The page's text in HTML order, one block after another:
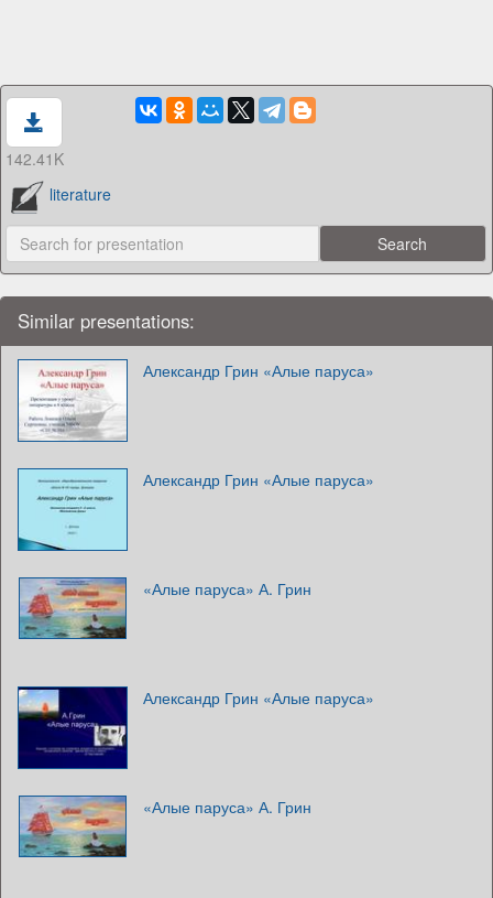
142.41K
literature
Similar presentations:
Александр Грин «Алые паруса»
Александр Грин «Алые паруса»
«Алые паруса» А. Грин
Александр Грин «Алые паруса»
«Алые паруса» А. Грин